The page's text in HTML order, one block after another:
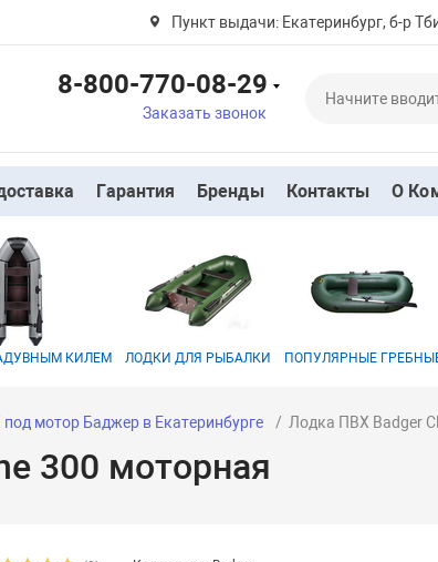
Пункт выдачи: Екатеринбург, б-р
8-800-770-08-29
Заказать звонок
Гарантия Бренды Контакты О
КИЛЕМ ЛОДКИ ДЛЯ РЫБАЛКИ ПОПУЛЯРНЫЕ
мотор Баджер в Екатеринбурге Лодка ПВХ Badger
300 моторная